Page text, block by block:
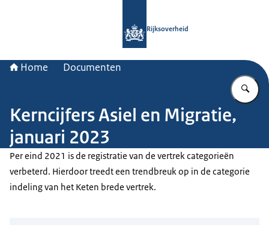
Rijksoverheid
Home Documenten
Kerncijfers Asiel en Migratie,
januari 2023
Per eind 2021 is de registratie van de vertrek categorieën
verbeterd. Hierdoor treedt een trendbreuk op in de categorie
indeling van het Keten brede vertrek.